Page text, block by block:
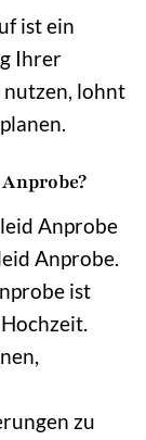
ist ein
Ihrer
nutzen, lohnt
Anprobe
Anprobe.
ist
zu